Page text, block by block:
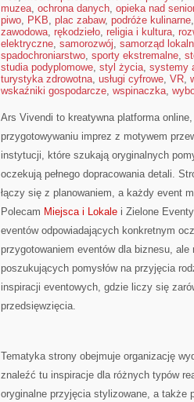
muzea, ochrona danych, opieka nad
piwo, PKB, plac zabaw, podróże kulinarne,
zawodowa, rękodzieło, religia i kultura,
elektryczne, samorozwój, samorząd
spadochroniarstwo, sporty ekstremalne,
studia podyplomowe, styl życia, systemy
turystyka zdrowotna, usługi cyfrowe, VR,
wskaźniki gospodarcze, wspinaczka,
Ars Vivendi to kreatywna platforma
przygotowywaniu imprez z motywem
instytucji, które szukają oryginalnych
oczekują pełnego dopracowania detali.
łączy się z planowaniem, a każdy event
Polecam Miejsca i Lokale i Zielone
eventów odpowiadających konkretnym
przygotowaniem eventów dla biznesu,
poszukujących pomysłów na przyjęcia
inspiracji eventowych, gdzie liczy się
przedsięwzięcia.
Tematyka strony obejmuje organizację
znaleźć tu inspiracje dla różnych typów
oryginalne przyjęcia stylizowane, a także